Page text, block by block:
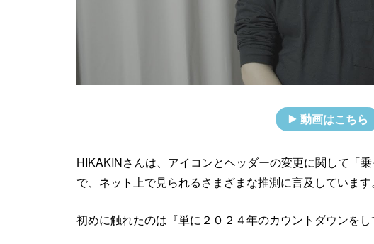
動画はこちら
HIKAKINさんは、アイコンとヘッダーの変更に関して「
で、ネット上で見られるさまざまな推測に言及しています。
初めに触れたのは『単に２０２４年のカウントダウンをし